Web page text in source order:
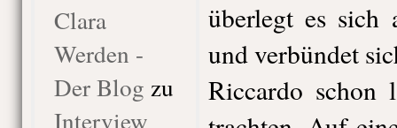
Clara
Werden -
Der Blog zu
Interview
überlegt es sich
und verbündet
Riccardo schon